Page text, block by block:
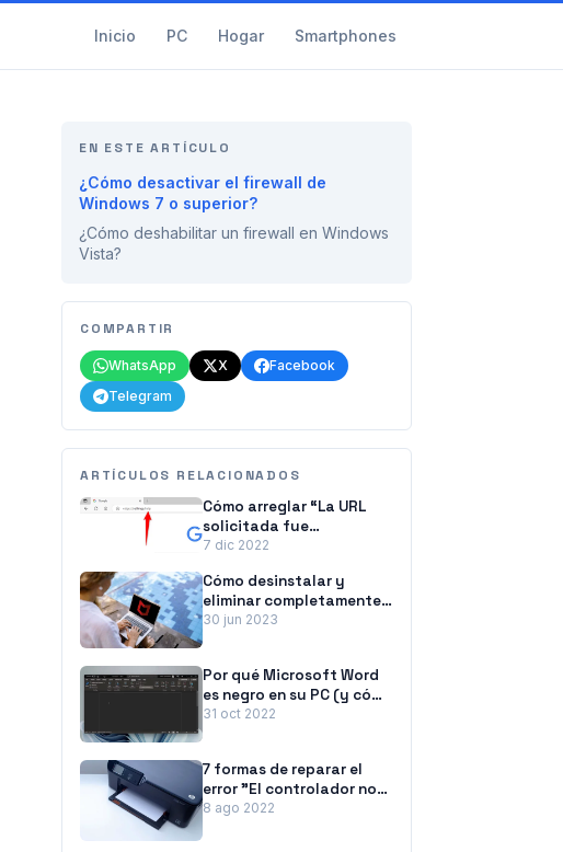
Inicio PC Hogar Smartphones
EN ESTE ARTÍCULO
¿Cómo desactivar el firewall de
Windows 7 o superior?
¿Cómo deshabilitar un firewall en Windows
Vista?
COMPARTIR
WhatsApp X
Facebook
Telegram
ARTÍCULOS RELACIONADOS
Cómo arreglar “La URL
solicitada fue
rechazada. Consulte con
del navegador
7 dic 2022
Cómo desinstalar y
eliminar completamente
McAfee de Windows 11
30 jun 2023
Por qué Microsoft Word
es negro en su PC (y cómo
solucionarlo)
31 oct 2022
7 formas de reparar el
error "El controlador no
está disponible" de las
8 ago 2022